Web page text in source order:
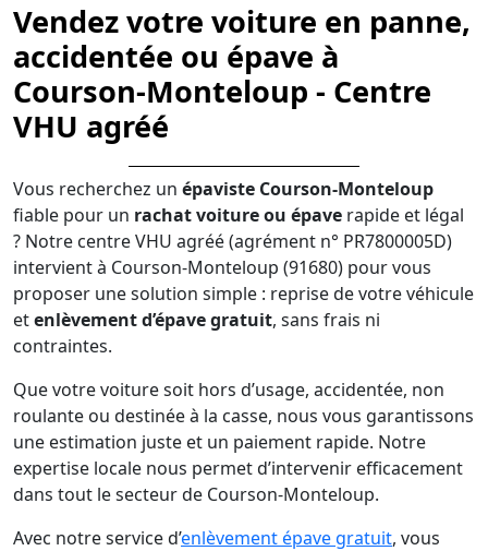
Vendez votre voiture en panne,
accidentée ou épave à
Courson-Monteloup - Centre
VHU agréé
Vous recherchez un épaviste Courson-Monteloup
fiable pour un rachat voiture ou épave rapide et légal
? Notre centre VHU agréé (agrément n° PR7800005D)
intervient à Courson-Monteloup (91680) pour vous
proposer une solution simple : reprise de votre véhicule
etenlèvement d’épave gratuit, sans frais ni
contraintes.
Que votre voiture soit hors d’usage, accidentée, non
roulante ou destinée à la casse, nous vous garantissons
une estimation juste et un paiement rapide. Notre
expertise locale nous permet d’intervenir efficacement
dans tout le secteur de Courson-Monteloup.
Avec notre service d’enlèvement épave gratuit, vous